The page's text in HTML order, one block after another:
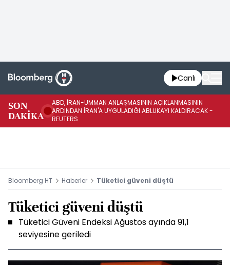
Canlı
SON
DAKİKA
ABD, İRAN-UMMAN ANLAŞMASININ AÇIKLANMASININ
ARDINDAN İRAN'A UYGULADIĞI ABLUKAYI KALDIRACAK -
REUTERS
Bloomberg HT Haberler Tüketici güveni düştü
Tüketici güveni düştü
Tüketici Güveni Endeksi Ağustos ayında 91,1
seviyesine geriledi